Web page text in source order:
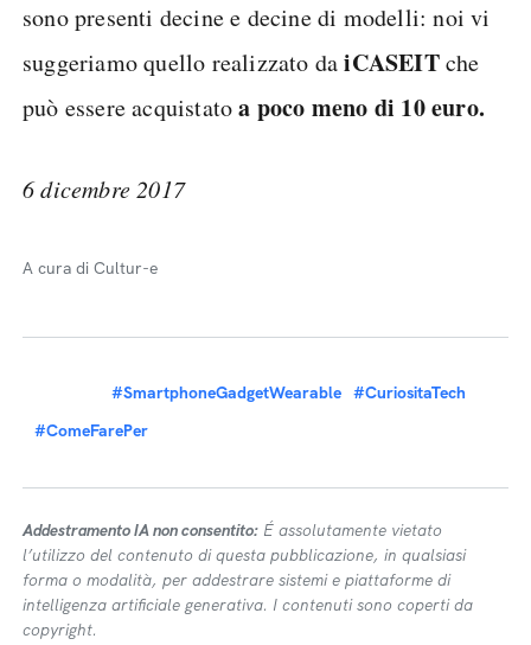
sono presenti decine e decine di modelli: noi vi
suggeriamo quello realizzato daiCASEITche
può essere acquistatoa poco meno di 10 euro.
6 dicembre 2017
A cura di Cultur-e
#SmartphoneGadgetWearable #CuriositaTech
#ComeFarePer
Addestramento IA non consentito: É assolutamente vietato
l’utilizzo del contenuto di questa pubblicazione, in qualsiasi
forma o modalità, per addestrare sistemi e piattaforme di
intelligenza artificiale generativa. I contenuti sono coperti da
copyright.